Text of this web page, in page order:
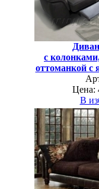
с
оттоманкой с
Цена:
В